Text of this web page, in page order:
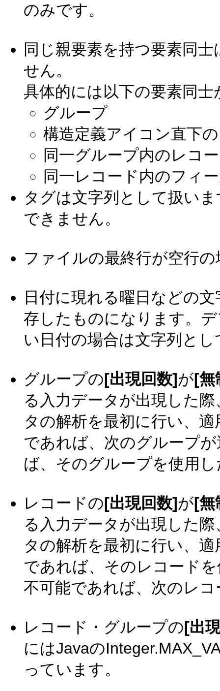
のみです。
同じ親要素を持つ要素同
せん。
具体的には以下の要素同
グループ
構造定義アイコン直下
同一グループ内のレコ
同一レコード内のフィ
タグは文字列として扱い
できません。
ファイルの最終行が空行
日付に現れる曜日などの
存したものになります。
い日付の場合は文字列と
グループの[出現回数]が[無
る入力データが出現した
タの解析を最初に行い、
であれば、次のグループ
ば、そのグループを使用
レコードの[出現回数]が[無
る入力データが出現した
タの解析を最初に行い、
であれば、そのレコード
不可能であれば、次のレ
レコード・グループの[出
にはJavaの
っています。